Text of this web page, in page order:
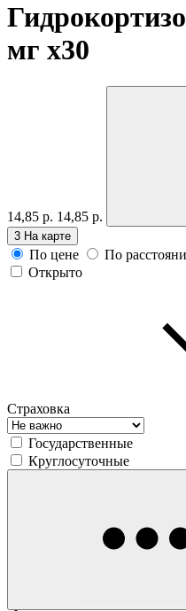
мг x30
14,85 р. 14,85 р.
3 На карте
По цене
По
Открыто
Страховка
Государственные
Круглосуточные